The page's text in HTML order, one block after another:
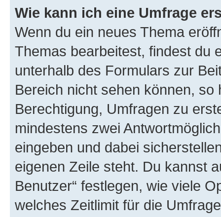
Wie kann ich eine Umfrage
Wenn du ein neues Thema
Themas bearbeitest, findest du
unterhalb des Formulars zur
Bereich nicht sehen können,
Berechtigung, Umfragen zu
mindestens zwei
eingeben und dabei
eigenen Zeile steht. Du kannst
Benutzer“ festlegen, wie viele
welches Zeitlimit für die